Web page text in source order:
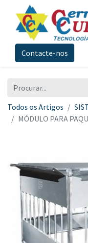
Contacte-nos
Todos os Artigos
MÓDULO PARA